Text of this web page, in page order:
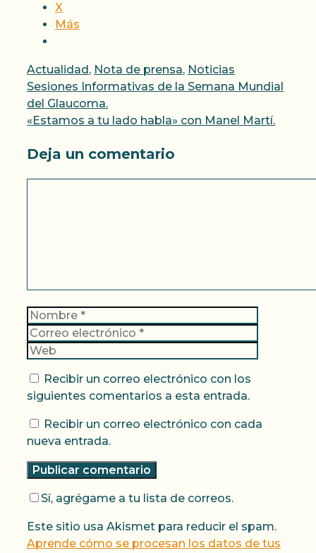
X
Más
Categorías
Actualidad, Nota de prensa, Noticias
Sesiones Informativas de la Semana Mundial
del Glaucoma.
«Estamos a tu lado habla» con Manel Martí.
Deja un comentario
Nombre
Recibir un correo electrónico con los
siguientes comentarios a esta entrada.
Recibir un correo electrónico con cada
nueva entrada.
Sí, agrégame a tu lista de correos.
Este sitio usa Akismet para reducir el spam.
Aprende cómo se procesan los datos de tus